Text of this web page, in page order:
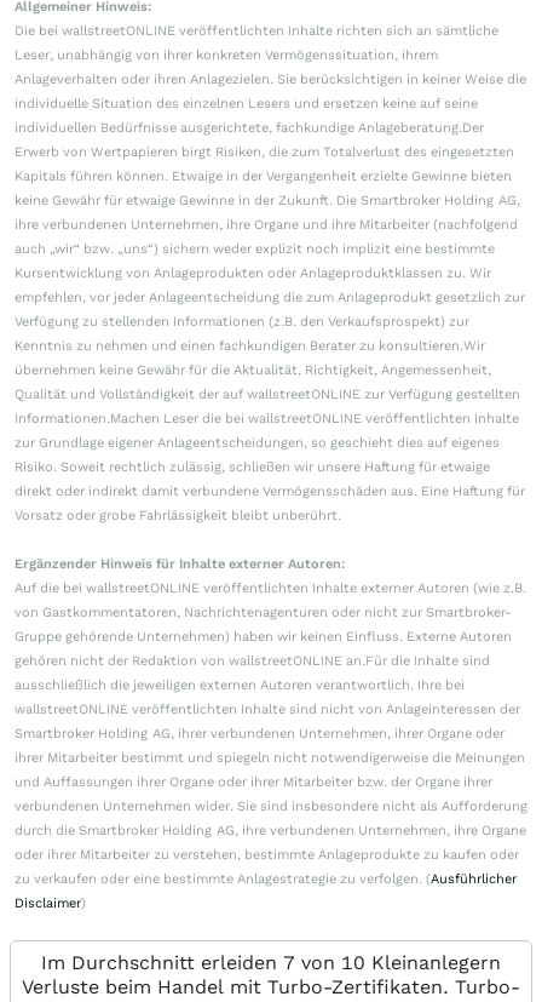
Allgemeiner Hinweis:
Die bei wallstreetONLINE veröffentlichten Inhalte richten sich an sämtliche
Leser, unabhängig von ihrer konkreten Vermögenssituation, ihrem
Anlageverhalten oder ihren Anlagezielen. Sie berücksichtigen in keiner Weise die
individuelle Situation des einzelnen Lesers und ersetzen keine auf seine
individuellen Bedürfnisse ausgerichtete, fachkundige Anlageberatung.Der
Erwerb von Wertpapieren birgt Risiken, die zum Totalverlust des eingesetzten
Kapitals führen können. Etwaige in der Vergangenheit erzielte Gewinne bieten
keine Gewähr für etwaige Gewinne in der Zukunft. Die Smartbroker Holding AG,
ihre verbundenen Unternehmen, ihre Organe und ihre Mitarbeiter (nachfolgend
auch „wir“ bzw. „uns“) sichern weder explizit noch implizit eine bestimmte
Kursentwicklung von Anlageprodukten oder Anlageproduktklassen zu. Wir
empfehlen, vor jeder Anlageentscheidung die zum Anlageprodukt gesetzlich zur
Verfügung zu stellenden Informationen (z.B. den Verkaufsprospekt) zur
Kenntnis zu nehmen und einen fachkundigen Berater zu konsultieren.Wir
übernehmen keine Gewähr für die Aktualität, Richtigkeit, Angemessenheit,
Qualität und Vollständigkeit der auf wallstreetONLINE zur Verfügung gestellten
Informationen.Machen Leser die bei wallstreetONLINE veröffentlichten Inhalte
zur Grundlage eigener Anlageentscheidungen, so geschieht dies auf eigenes
Risiko. Soweit rechtlich zulässig, schließen wir unsere Haftung für etwaige
direkt oder indirekt damit verbundene Vermögensschäden aus. Eine Haftung für
Vorsatz oder grobe Fahrlässigkeit bleibt unberührt.
Ergänzender Hinweis für Inhalte externer Autoren:
Auf die bei wallstreetONLINE veröffentlichten Inhalte externer Autoren (wie z.B.
von Gastkommentatoren, Nachrichtenagenturen oder nicht zur Smartbroker-
Gruppe gehörende Unternehmen) haben wir keinen Einfluss. Externe Autoren
gehören nicht der Redaktion von wallstreetONLINE an.Für die Inhalte sind
ausschließlich die jeweiligen externen Autoren verantwortlich. Ihre bei
wallstreetONLINE veröffentlichten Inhalte sind nicht von Anlageinteressen der
Smartbroker Holding AG, ihrer verbundenen Unternehmen, ihrer Organe oder
ihrer Mitarbeiter bestimmt und spiegeln nicht notwendigerweise die Meinungen
und Auffassungen ihrer Organe oder ihrer Mitarbeiter bzw. der Organe ihrer
verbundenen Unternehmen wider. Sie sind insbesondere nicht als Aufforderung
durch die Smartbroker Holding AG, ihre verbundenen Unternehmen, ihre Organe
oder ihrer Mitarbeiter zu verstehen, bestimmte Anlageprodukte zu kaufen oder
zu verkaufen oder eine bestimmte Anlagestrategie zu verfolgen. (Ausführlicher
Disclaimer)
Im Durchschnitt erleiden 7 von 10 Kleinanlegern
Verluste beim Handel mit Turbo-Zertifikaten. Turbo-